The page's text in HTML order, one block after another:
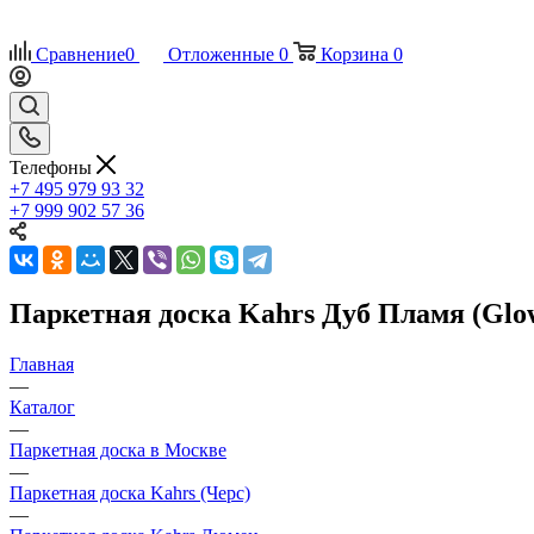
Сравнение0 Отложенные 0 Корзина 0
Телефоны
+7 495 979 93 32
+7 999 902 57 36
Паркетная доска Kahrs Дуб Пламя
Главная
—
Каталог
—
Паркетная доска в Москве
—
Паркетная доска Kahrs (Черс)
—